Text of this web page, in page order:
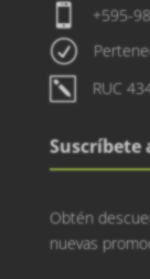
 +595-
R
k RUC
Suscríbete
Obtén
nuevas